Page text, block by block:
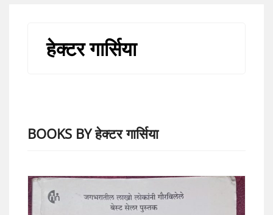
हेक्टर गार्सिया
BOOKS BY हेक्टर गार्सिया